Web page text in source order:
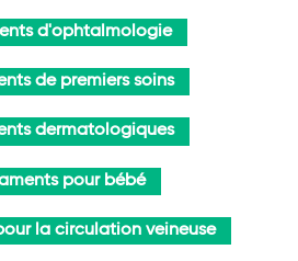
d'ophtalmologie
de premiers soins
dermatologiques
pour bébé
la circulation veineuse